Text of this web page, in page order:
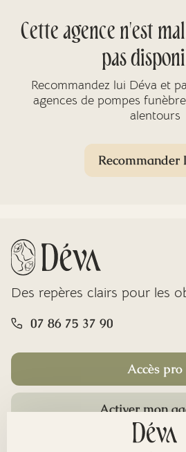
Cette agence n'est
pas
Recommandez lui Déva et
agences de pompes
alentours
Recommander
Des repères clairs pour les
07 86 75 37 90
Accès pro
Activer mon